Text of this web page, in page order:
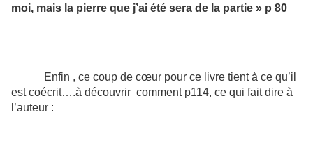
moi, mais la pierre que j’ai été sera de la partie » p 80
Enfin , ce coup de cœur pour ce livre tient à ce qu’il
est coécrit….à découvrir comment p114, ce qui fait dire à
l’auteur :